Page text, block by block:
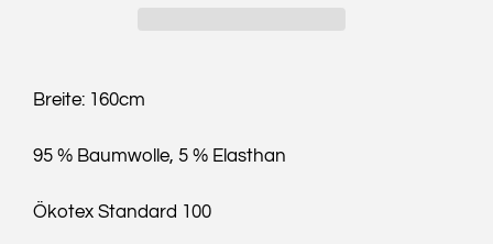
Breite: 160cm
95 % Baumwolle, 5 % Elasthan
Ökotex Standard 100